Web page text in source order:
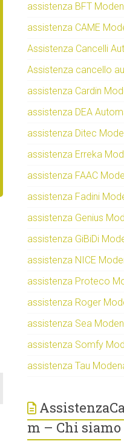
assistenza BFT
assistenza CAME
Assistenza Cancelli
Assistenza cancello
assistenza Cardin
assistenza DEA
assistenza Ditec
assistenza Erreka
assistenza FAAC
assistenza Fadini
assistenza Genius
assistenza GiBiDi
assistenza NICE
assistenza Proteco
assistenza Roger
assistenza Sea
assistenza Somfy
assistenza Tau
m – Chi siamo